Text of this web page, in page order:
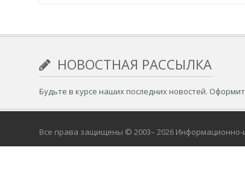
НОВОСТНАЯ РАССЫЛКА
Будьте в курсе наших последних новостей.
Все права защищены © 2003– 2026